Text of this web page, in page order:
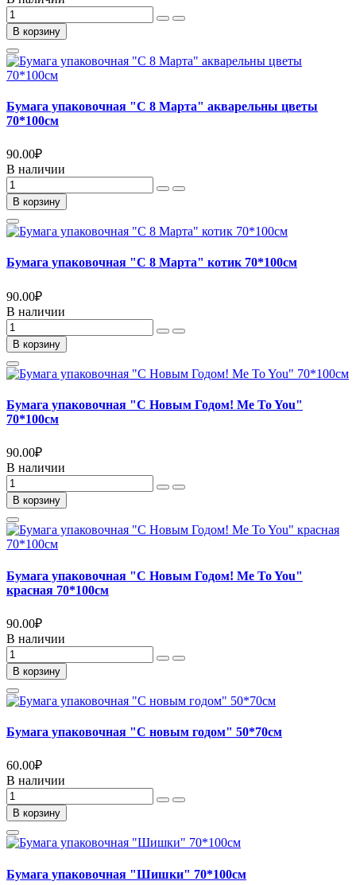
В корзину
Бумага упаковочная "С 8 Марта" акварельны цветы
70*100см
90.00₽
В наличии
В корзину
Бумага упаковочная "С 8 Марта" котик 70*100см
90.00₽
В наличии
В корзину
Бумага упаковочная "С Новым Годом! Me To You"
70*100см
90.00₽
В наличии
В корзину
Бумага упаковочная "С Новым Годом! Me To You"
красная 70*100см
90.00₽
В наличии
В корзину
Бумага упаковочная "С новым годом" 50*70см
60.00₽
В наличии
В корзину
Бумага упаковочная "Шишки" 70*100см